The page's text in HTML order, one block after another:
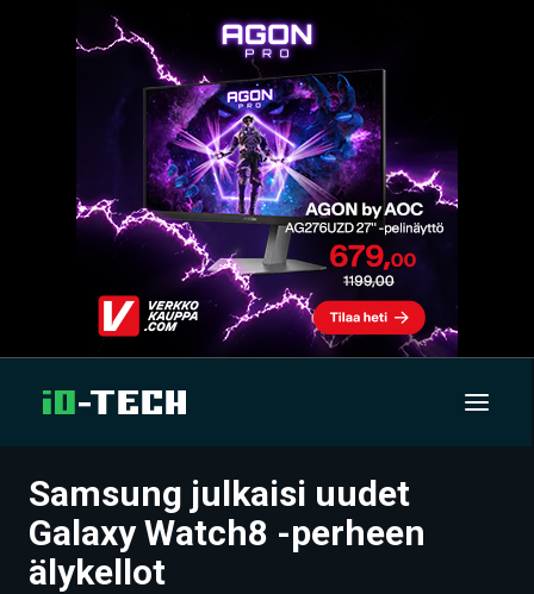
UUTISET
ARTIKKELIT
Samsung julkaisi uudet
Galaxy Watch8 -perheen
älykellot